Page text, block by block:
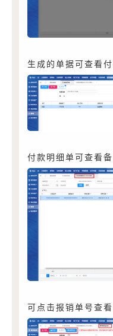
生成的单据可查看
付款明细单可查看备
可点击报销单号查